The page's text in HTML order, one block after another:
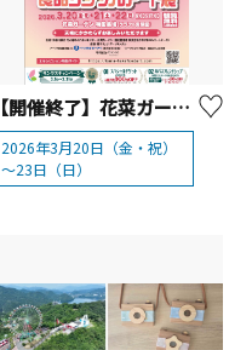
【開催終了】花菜ガーデン「食品サンプルアート展」【平塚市】
2026年3月20日（金・祝）
～23日（日）